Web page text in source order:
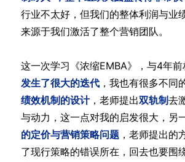
行业不太好，但我们的整体利润与业
来源于我们激活了整个营销团队。
这一次学习《浓缩EMBA》，与4年前
发生了很大的迭代，我也有很多不同
绩效机制的设计，老师提出双轨制去
与动力，这一点对我的启发很大，另
的定价与营销策略问题，老师提出的
了现行策略的错误所在，回去也要围